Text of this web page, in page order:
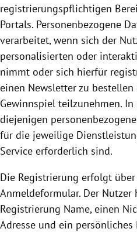
registrierungspflichtigen
Portals. Personenbezogene
verarbeitet, wenn sich der
personalisierten oder
nimmt oder sich hierfür
einen Newsletter zu bestellen
Gewinnspiel teilzunehmen.
diejenigen
für die jeweilige
Service erforderlich sind.
Die Registrierung erfolgt
Anmeldeformular. Der Nutzer
Registrierung Name, einen
Adresse und ein persönliches